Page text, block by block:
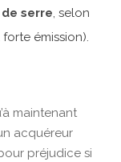
serre, selon
émission).
maintenant
acquéreur
préjudice si